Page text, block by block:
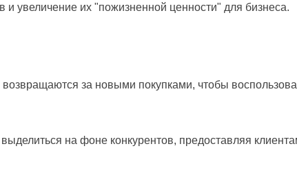
увеличение их "пожизненной ценности" для бизнеса.
за новыми покупками, чтобы
на фоне конкурентов, предоставляя